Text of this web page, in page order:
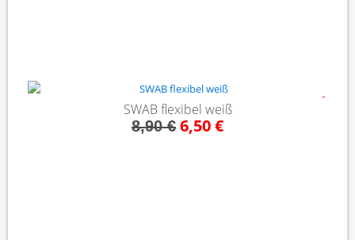
SWAB flexibel weiß
8,90 € 6,50 €